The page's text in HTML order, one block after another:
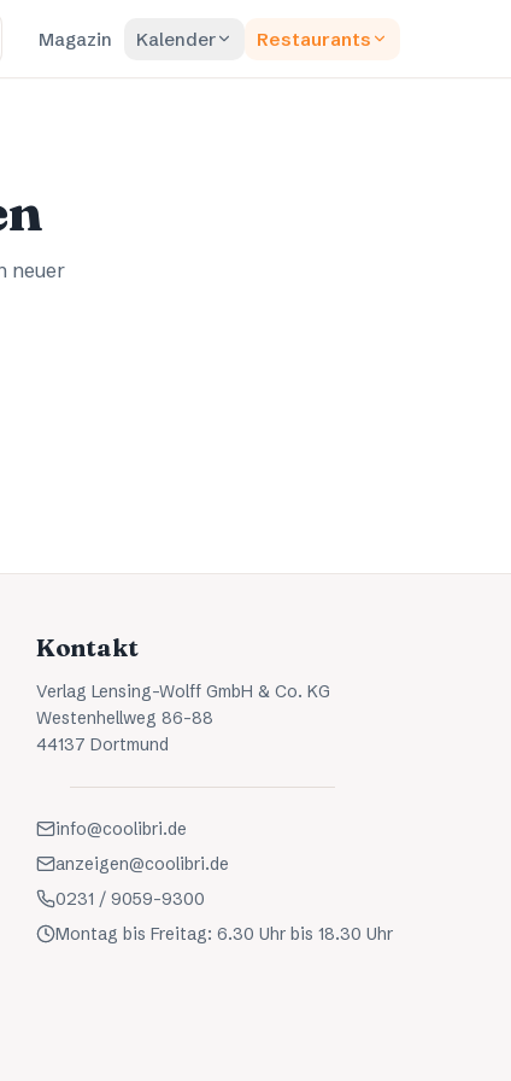
Magazin Kalender Restaurants
neuer
Kontakt
Verlag Lensing-Wolff GmbH & Co. KG
Westenhellweg 86-88
44137 Dortmund
info@coolibri.de
anzeigen@coolibri.de
0231 / 9059-9300
Montag bis Freitag: 6.30 Uhr bis 18.30 Uhr